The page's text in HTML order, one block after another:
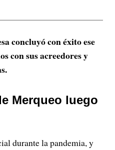
concluyó con éxito ese
con sus acreedores y
Merqueo luego
durante la pandemia, y